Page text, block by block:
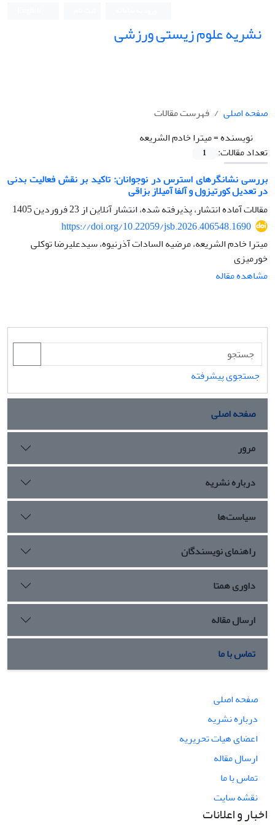
نشریه علوم زیستی ورزشی
صفحه اصلی
فهرست مقالات
نویسنده =میترا خادم الشریعه
تعداد مقالات:
1
بررسی نشانگرهای استرس در نوجوانان: تاکید بر نقش فعالیت بدنی
در تعدیل کورتیزول و آلفا آمیلاز بزاقی
مقالات آماده انتشار، پذیرفته شده، انتشار آنلاین از23 فروردین 1405
https://doi.org/10.22059/jsb.2026.406548.1690
میترا خادم الشریعه، مرضیه السادات آذرنیوه، سیدعلیرضا توکلی
خورمیزی
مشاهده مقاله
جستجوی پیشرفته
صفحه اصلی
مرور
درباره نشریه
سیاست‌ها
راهنمای نویسندگان
داوری همتا
ارسال مقاله
تماس با ما
صفحه اصلی
درباره نشریه
اعضای هیات تحریریه
ارسال مقاله
تماس با ما
نقشه سایت
اخبار و اعلانات